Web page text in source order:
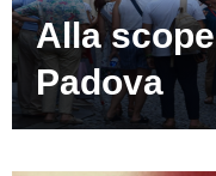
Alla
Padova